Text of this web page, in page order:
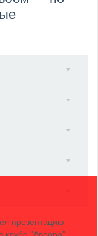
волну участ...
презентацию